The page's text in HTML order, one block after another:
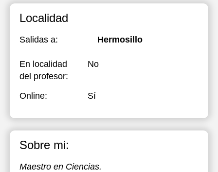
Localidad
Salidas a: Hermosillo
En localidad
del profesor:
No
Online: Sí
Sobre mi:
Maestro en Ciencias.